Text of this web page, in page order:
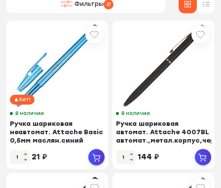
Фильтры 21
Хит!
В наличии
Ручка шариковая
неавтомат. Attache Basic
0,5мм маслян.синий
21 ₽
В наличии
Ручка шариковая
автомат. Attache 4007BL
автомат.,метал.корпус,черн
144 ₽